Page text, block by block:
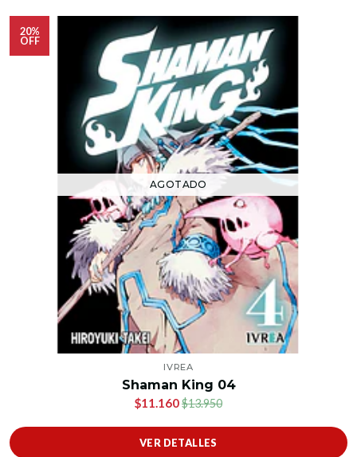
20%
OFF
AGOTADO
IVREA
Shaman King 04
$11.160$13.950
VER DETALLES